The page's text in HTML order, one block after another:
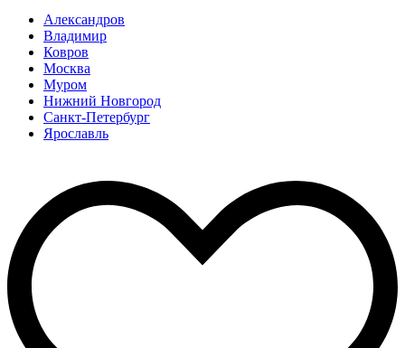
Александров
Владимир
Ковров
Москва
Муром
Нижний Новгород
Санкт-Петербург
Ярославль